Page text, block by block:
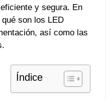
y segura. En
son los LED
así como las
Índice